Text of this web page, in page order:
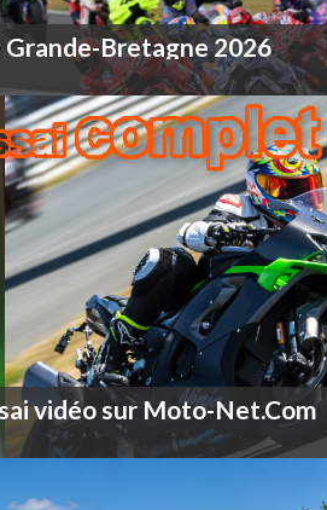
Grande-Bretagne 2026
vidéosur Moto-Net.Com